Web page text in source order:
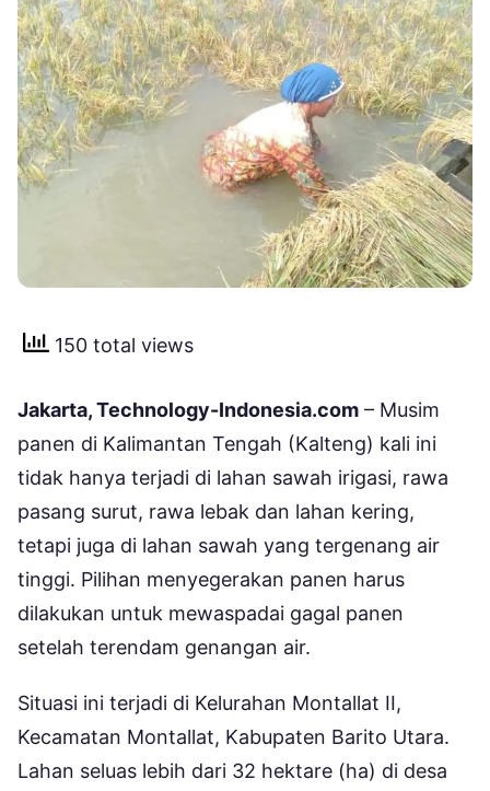
150 total views
Jakarta, Technology-Indonesia.com – Musim
panen di Kalimantan Tengah (Kalteng) kali ini
tidak hanya terjadi di lahan sawah irigasi, rawa
pasang surut, rawa lebak dan lahan kering,
tetapi juga di lahan sawah yang tergenang air
tinggi. Pilihan menyegerakan panen harus
dilakukan untuk mewaspadai gagal panen
setelah terendam genangan air.
Situasi ini terjadi di Kelurahan Montallat II,
Kecamatan Montallat, Kabupaten Barito Utara.
Lahan seluas lebih dari 32 hektare (ha) di desa